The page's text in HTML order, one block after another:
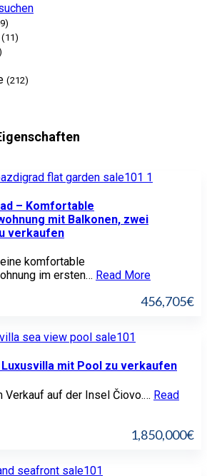
(11)
(212)
– Komfortable
mit Balkonen, zwei
verkaufen
komfortable
im ersten… Read More
456,705€
Luxusvilla mit Pool zu verkaufen
Verkauf auf der Insel Čiovo.… Read
1,850,000€